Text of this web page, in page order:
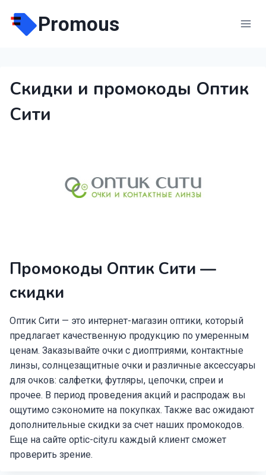
содержимому
Promous
Скидки и промокоды Оптик
Сити
Промокоды Оптик Сити —
скидки
Оптик Сити — это интернет-магазин оптики, который
предлагает качественную продукцию по умеренным
ценам. Заказывайте очки с диоптриями, контактные
линзы, солнцезащитные очки и различные аксессуары
для очков: салфетки, футляры, цепочки, спреи и
прочее. В период проведения акций и распродаж вы
ощутимо сэкономите на покупках. Также вас ожидают
дополнительные скидки за счет наших промокодов.
Еще на сайте optic-city.ru каждый клиент сможет
проверить зрение.